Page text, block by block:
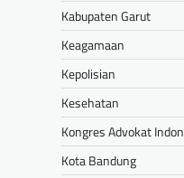
Kabupaten Garut
Keagamaan
Kepolisian
Kesehatan
Kongres Advokat
Kota Bandung